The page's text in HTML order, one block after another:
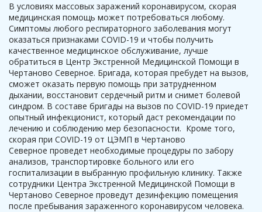
В условиях массовых заражений коронавирусом, скорая
медицинская помощь может потребоваться любому.
Симптомы любого респираторного заболевания могут
оказаться признаками COVID-19 и чтобы получить
качественное медицинское обслуживание, лучше
обратиться в Центр Экстренной Медицинской Помощи в
Чертаново Северное. Бригада, которая пребудет на вызов,
сможет оказать первую помощь при затрудненном
дыхании, восстановит сердечный ритм и снимет болевой
синдром. В составе бригады на вызов по COVID-19 приедет
опытный инфекционист, который даст рекомендации по
лечению и соблюдению мер безопасности. Кроме того,
скорая при COVID-19 от ЦЭМП в Чертаново
Северное проведет необходимые процедуры по забору
анализов, транспортировке больного или его
госпитализации в выбранную профильную клинику. Также
сотрудники Центра Экстренной Медицинской Помощи в
Чертаново Северное проведут дезинфекцию помещения
после пребывания зараженного коронавирусом человека.